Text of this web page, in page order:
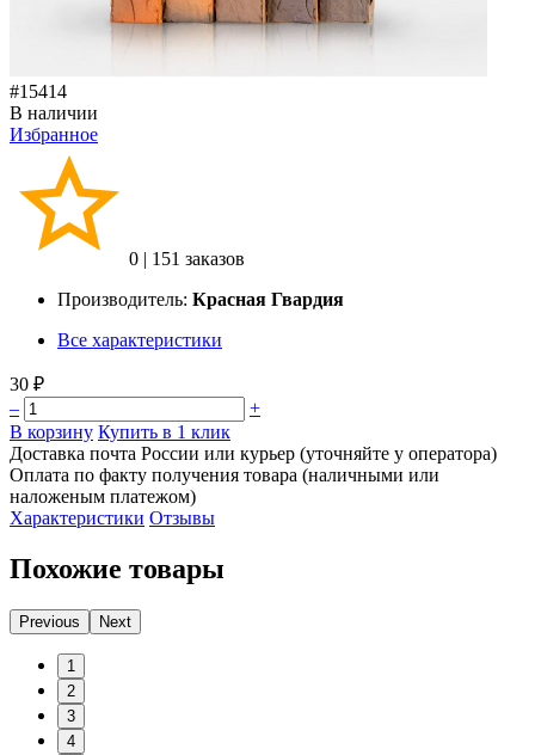
#15414
В наличии
Избранное
0 | 151 заказов
Производитель: Красная Гвардия
Все характеристики
30 ₽
–
+
В корзину Купить в 1 клик
Доставка почта России или курьер (уточняйте у оператора)
Оплата по факту получения товара (наличными или
наложеным платежом)
Характеристики Отзывы
Похожие товары
Previous Next
1
2
3
4